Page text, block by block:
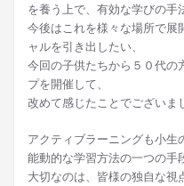
を養う上で、有効な学びの手
今後はこれを様々な場所で展
ャルを引き出したい、
今回の子供たちから５０代の
プを開催して、
改めて感じたことでございま
アクティブラーニングも小生
能動的な学習方法の一つの手
大切なのは、皆様の独自な視